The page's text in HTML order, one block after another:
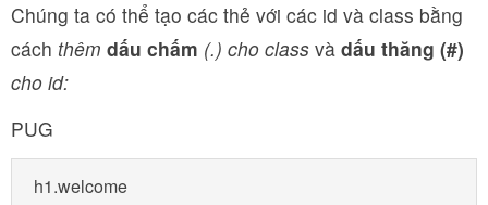
Chúng ta có thể tạo các thẻ với các id và class bằng
cách thêm dấu chấm (.) cho class và dấu thăng (#)
cho id:
PUG
h1.welcome